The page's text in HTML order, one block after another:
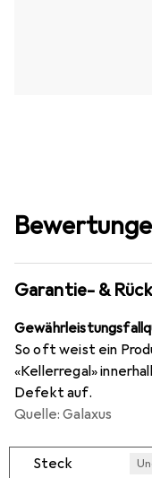
Garantie- &
So oft weist ein
«Kellerregal»
Defekt auf.
Quelle: Galaxus
Steck